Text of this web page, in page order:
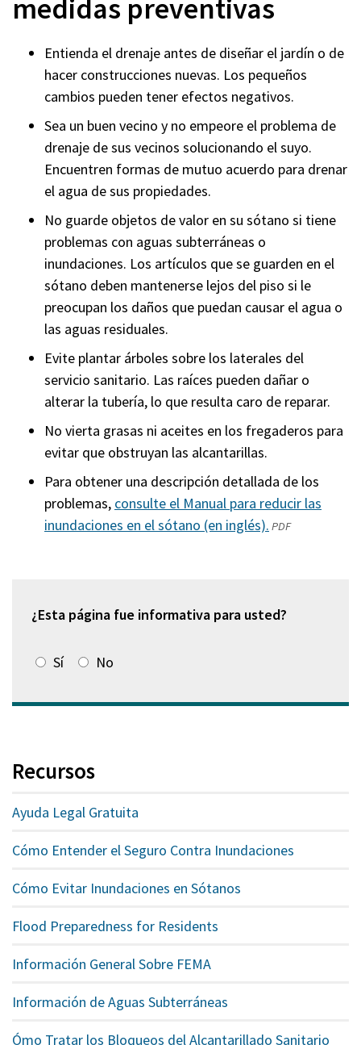
medidas preventivas
Entienda el drenaje antes de diseñar el jardín o de
hacer construcciones nuevas. Los pequeños
cambios pueden tener efectos negativos.
Sea un buen vecino y no empeore el problema de
drenaje de sus vecinos solucionando el suyo.
Encuentren formas de mutuo acuerdo para drenar
el agua de sus propiedades.
No guarde objetos de valor en su sótano si tiene
problemas con aguas subterráneas o
inundaciones. Los artículos que se guarden en el
sótano deben mantenerse lejos del piso si le
preocupan los daños que puedan causar el agua o
las aguas residuales.
Evite plantar árboles sobre los laterales del
servicio sanitario. Las raíces pueden dañar o
alterar la tubería, lo que resulta caro de reparar.
No vierta grasas ni aceites en los fregaderos para
evitar que obstruyan las alcantarillas.
Para obtener una descripción detallada de los
problemas, consulte el Manual para reducir las
inundaciones en el sótano (en inglés).(abre
ventana)
(externo)
PDF
¿Esta página fue informativa para usted?
Sí No
Recursos
Ayuda Legal Gratuita
Cómo Entender el Seguro Contra Inundaciones
Cómo Evitar Inundaciones en Sótanos
Flood Preparedness for Residents
Información General Sobre FEMA
Información de Aguas Subterráneas
Ómo Tratar los Bloqueos del Alcantarillado Sanitario